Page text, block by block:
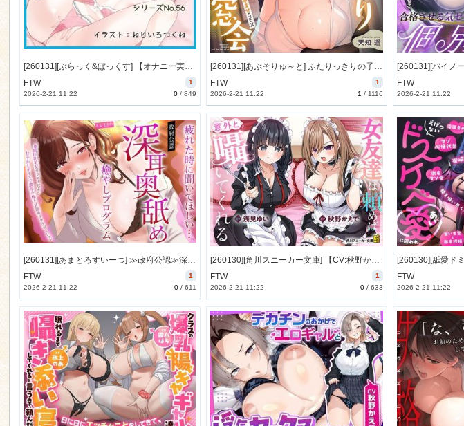
[260131][ぶらっく&ぼっくす] 【オナニー実演56】唯愛みゃっと～20分間ノンストップオナニー！自慰をしながら自己紹介をして、クリトリス吸引器やディルドを使い [51M] [RJ01553600]
1
FTW
0 /849
2026-2-21 11:22
[260131][あぶそりゅ～と] ふたりっきりの子作り同窓会。ず～っとち●こ挿れっぱなし♡密着孕ませSEX [3595M] [RJ01552153]
1
FTW
1 / 1116
2026-2-21 11:22
FTW
2026-2-21 11:22
[260131][あまとろすいーつ] ≫政府公認≫深耳奥舐め癒やしプログラム～専属巨乳美女セラピーによる甘やかしボイスで濃厚な極上耳舐めリラクゼーション～ [1054M] [RJ01537213]
1
FTW
0 /611
2026-2-21 11:22
[260130][角川スニーカー文庫] 【CV:秋野かえで&浅見ゆい】女友達は頼めば意外と囁いてくれる【女友達ASMR】 (特典付) [740M] [RJ01549102]
1
FTW
0 /633
2026-2-21 11:22
FTW
2026-2-21 11:22